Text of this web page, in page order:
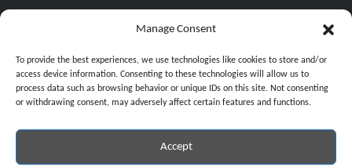
Manage Consent
To provide the best experiences, we use technologies like cookies to store and/or
access device information. Consenting to these technologies will allow us to
process data such as browsing behavior or unique IDs on this site. Not consenting
or withdrawing consent, may adversely affect certain features and functions.
Accept
Подписка на email рассылку:
Продолжая, вы соглашаетесь с нашей политикой